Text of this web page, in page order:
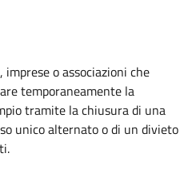
o associazioni che
temporaneamente la
tramite la chiusura di una
unico alternato o di un divieto